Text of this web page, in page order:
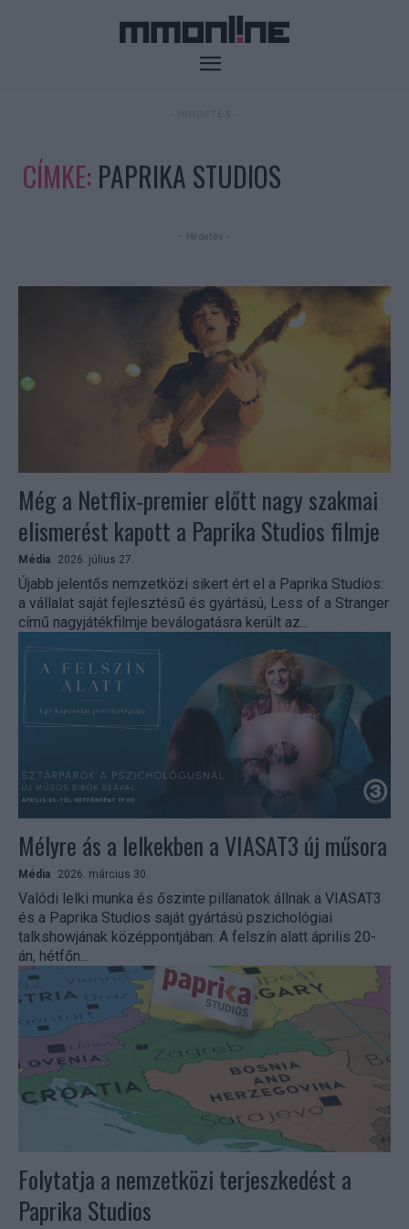
CÍMKE: PAPRIKA STUDIOS
- Hirdetés -
Még a Netflix-premier előtt nagy szakmai
elismerést kapott a Paprika Studios filmje
Média 2026. július 27.
Újabb jelentős nemzetközi sikert ért el a Paprika Studios:
a vállalat saját fejlesztésű és gyártású, Less of a Stranger
című nagyjátékfilmje beválogatásra került az...
Mélyre ás a lelkekben a VIASAT3 új műsora
Média 2026. március 30.
Valódi lelki munka és őszinte pillanatok állnak a VIASAT3
és a Paprika Studios saját gyártású pszichológiai
talkshowjának középpontjában: A felszín alatt április 20-
án, hétfőn...
Folytatja a nemzetközi terjeszkedést a
Paprika Studios